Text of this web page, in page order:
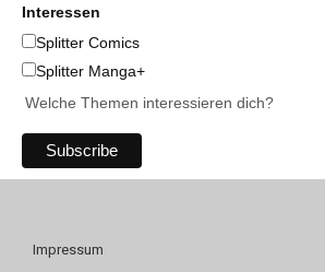
Interessen
Splitter Comics
Splitter Manga+
Welche Themen interessieren dich?
Impressum